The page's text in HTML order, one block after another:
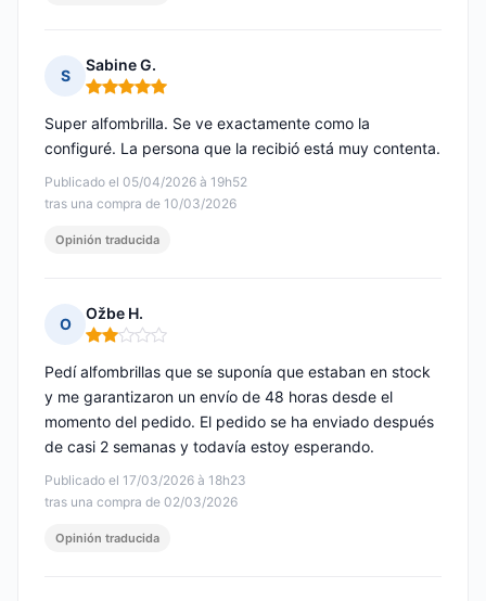
S
Sabine G.
Nota: 5 de 5
Publicado el 05/04/2026 à 19h52
tras una compra de 10/03/2026
Super alfombrilla. Se ve exactamente como la
configuré. La persona que la recibió está muy contenta.
Opinión traducida
O
Ožbe H.
Nota: 2 de 5
Publicado el 17/03/2026 à 18h23
tras una compra de 02/03/2026
Pedí alfombrillas que se suponía que estaban en stock
y me garantizaron un envío de 48 horas desde el
momento del pedido. El pedido se ha enviado después
de casi 2 semanas y todavía estoy esperando.
Opinión traducida